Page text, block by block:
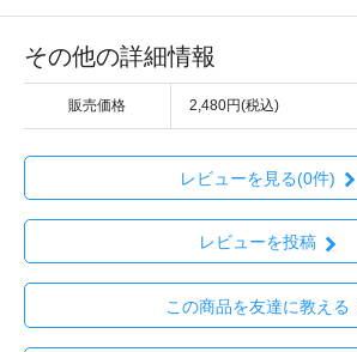
その他の詳細情報
販売価格 2,480円(税込)
レビューを見る(0件)
レビューを投稿
この商品を友達に教える